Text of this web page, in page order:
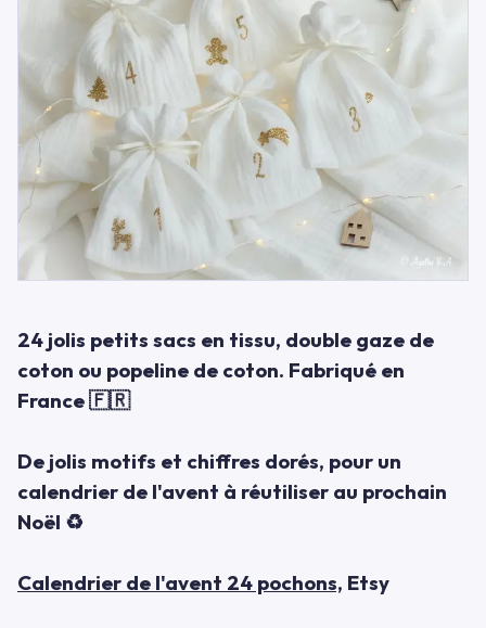
24 jolis petits sacs en tissu, double gaze de
coton ou popeline de coton. Fabriqué en
France 🇫🇷
De jolis motifs et chiffres dorés, pour un
calendrier de l'avent à réutiliser au prochain
Noël ♻
Calendrier de l'avent 24 pochons, Etsy